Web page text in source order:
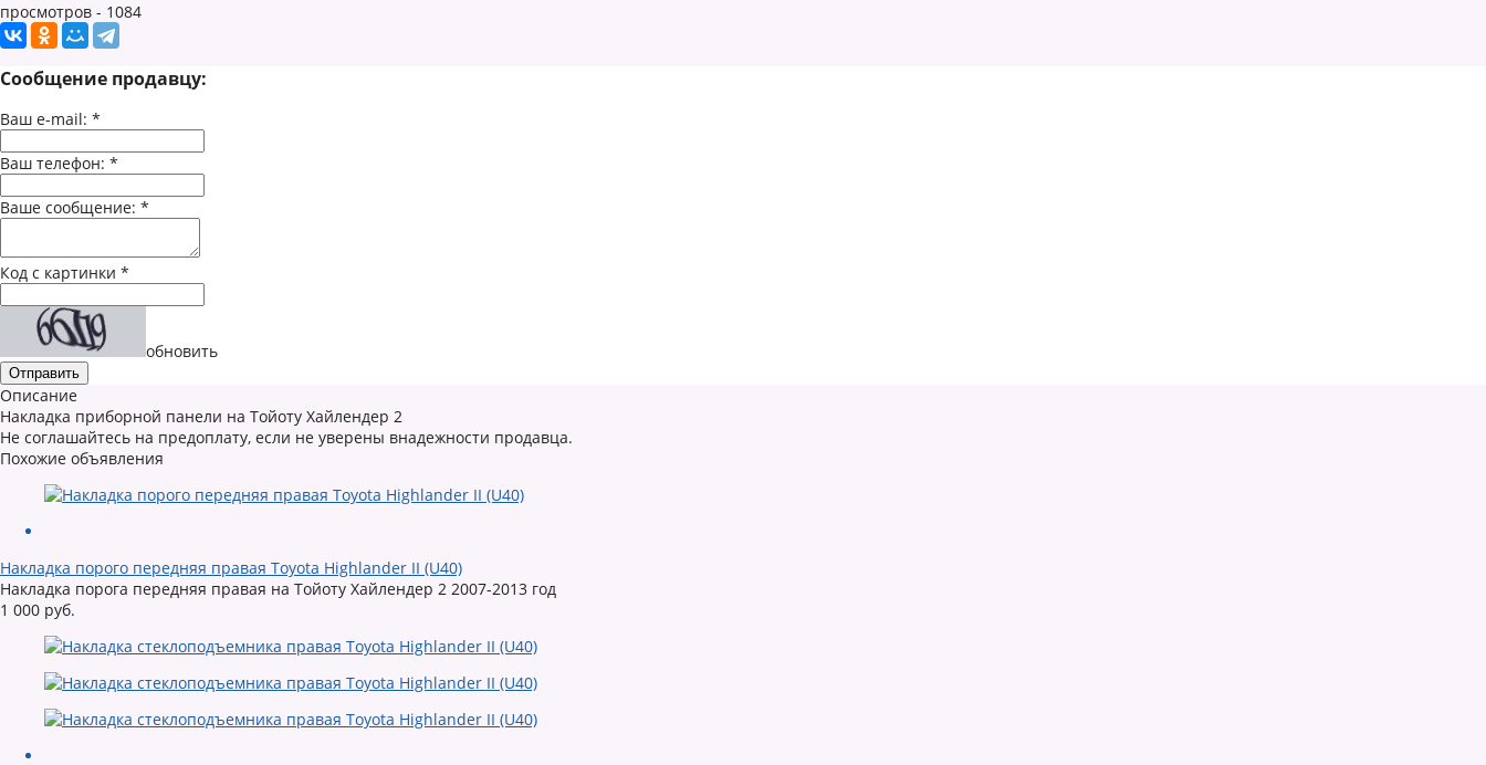
просмотров - 1084
Сообщение продавцу:
Ваш e-mail: *
Ваш телефон: *
Ваше сообщение: *
Код с картинки *
обновить
Описание
Накладка приборной панели на Тойоту Хайлендер 2
Не соглашайтесь на предоплату, если не уверены внадежности продавца.
Похожие объявления
Накладка порого передняя правая Toyota Highlander II (U40)
Накладка порога передняя правая на Тойоту Хайлендер 2 2007-2013 год
1 000 руб.